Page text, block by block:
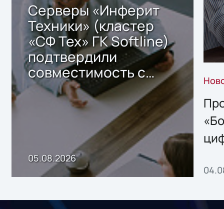
Серверы «Инферит
Техники» (кластер
«СФ Тех» ГК Softline)
подтвердили
совместимость с
решением Sharx
Storage 2.x для
хранения данных
05.08.2026